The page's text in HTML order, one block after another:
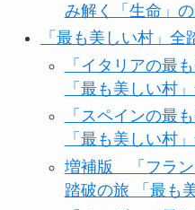
み解く「生命」
「最も美しい村」全
「イタリアの最
「最も美しい村
「スペインの最
「最も美しい村
増補版 「フラ
踏破の旅 「最も